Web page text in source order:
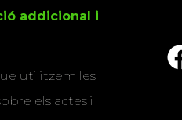
addicional i
utilitzem les
els actes i